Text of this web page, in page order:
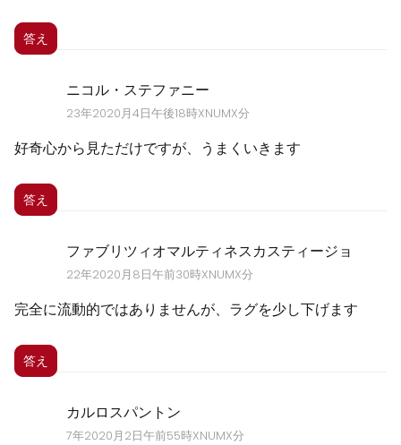
答え
ニコル・ステファニー
23年2020月4日午後18時XNUMX分
好奇心から見ただけですが、うまくいきます
答え
ファブリツィオマルティネスカスティージョ
22年2020月8日午前30時XNUMX分
完全に流動的ではありませんが、ラグを少し下げます
答え
カルロスパントン
7年2020月2日午前55時XNUMX分